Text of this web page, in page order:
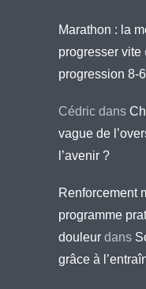
Marathon : la
progresser vite
progression 8-
Cédric dans
vague de
l’avenir ?
Renforcement
programme
douleur dans
grâce à